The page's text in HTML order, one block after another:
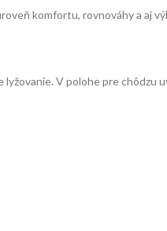
komfortu, rovnováhy a aj
V polohe pre chôdzu